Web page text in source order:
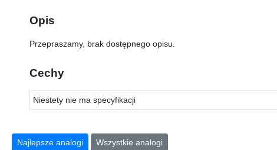
Opis
Przepraszamy, brak dostępnego opisu.
Cechy
Niestety nie ma specyfikacji
Najlepsze analogi Wszystkie analogi